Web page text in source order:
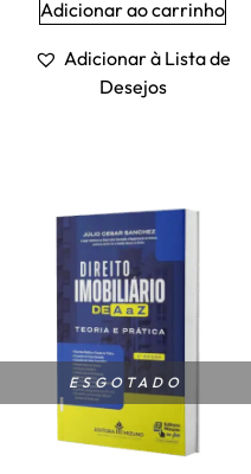
Adicionar ao carrinho
Adicionar à Lista de
Desejos
ESGOTADO